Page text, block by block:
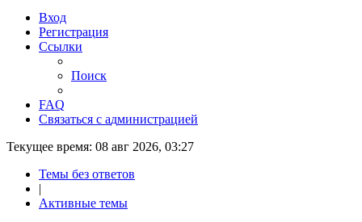
Вход
Регистрация
Ссылки
Поиск
FAQ
Связаться с администрацией
Текущее время: 08 авг 2026, 03:27
Темы без ответов
|
Активные темы